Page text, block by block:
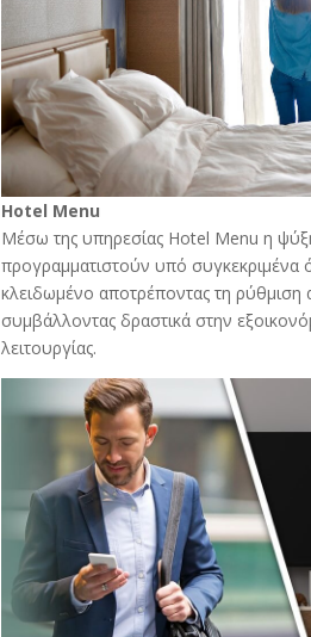
Hotel Menu
Μέσω της υπηρεσίας Hotel Menu η
προγραμματιστούν υπό συγκεκριμένα
κλειδωμένο αποτρέποντας τη ρύθμιση
συμβάλλοντας δραστικά στην
λειτουργίας.